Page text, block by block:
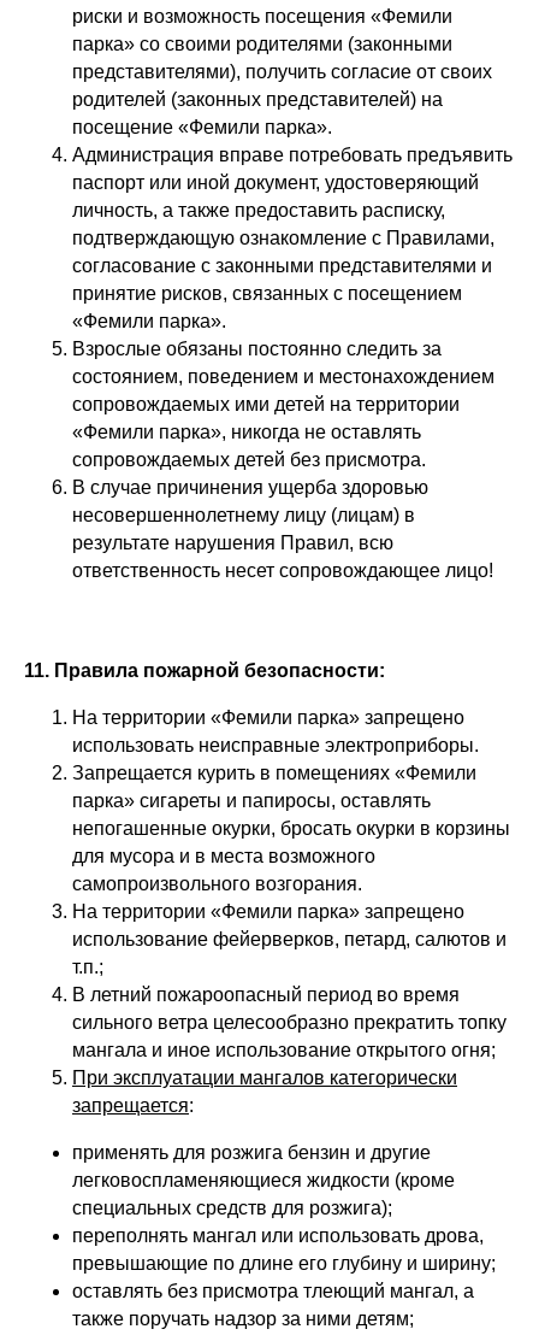
риски и возможность посещения «Фемили
парка» со своими родителями (законными
представителями), получить согласие от своих
родителей (законных представителей) на
посещение «Фемили парка».
Администрация вправе потребовать предъявить
паспорт или иной документ, удостоверяющий
личность, а также предоставить расписку,
подтверждающую ознакомление с Правилами,
согласование с законными представителями и
принятие рисков, связанных с посещением
«Фемили парка».
Взрослые обязаны постоянно следить за
состоянием, поведением и местонахождением
сопровождаемых ими детей на территории
«Фемили парка», никогда не оставлять
сопровождаемых детей без присмотра.
В случае причинения ущерба здоровью
несовершеннолетнему лицу (лицам) в
результате нарушения Правил, всю
ответственность несет сопровождающее лицо!
11. Правила пожарной безопасности:
На территории «Фемили парка» запрещено
использовать неисправные электроприборы.
Запрещается курить в помещениях «Фемили
парка» сигареты и папиросы, оставлять
непогашенные окурки, бросать окурки в корзины
для мусора и в места возможного
самопроизвольного возгорания.
На территории «Фемили парка» запрещено
использование фейерверков, петард, салютов и
т.п.;
В летний пожароопасный период во время
сильного ветра целесообразно прекратить топку
мангала и иное использование открытого огня;
При эксплуатации мангалов категорически
запрещается:
применять для розжига бензин и другие
легковоспламеняющиеся жидкости (кроме
специальных средств для розжига);
переполнять мангал или использовать дрова,
превышающие по длине его глубину и ширину;
оставлять без присмотра тлеющий мангал, а
также поручать надзор за ними детям;